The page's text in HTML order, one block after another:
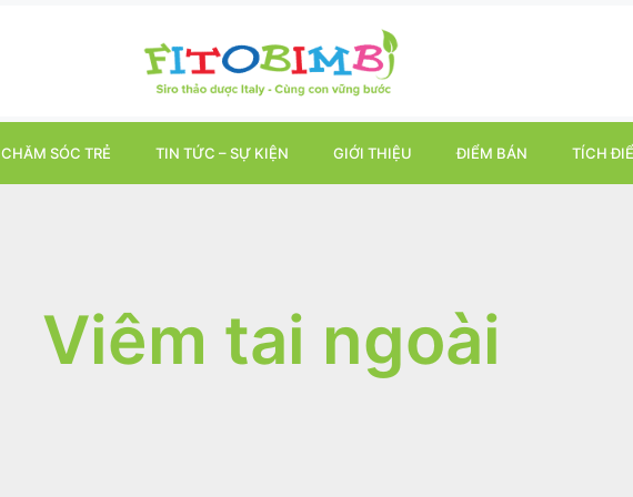
CHĂM SÓC TRẺ TIN TỨC – SỰ KIỆN GIỚI THIỆU ĐIỂM BÁN TÍCH
Viêm tai ngoài